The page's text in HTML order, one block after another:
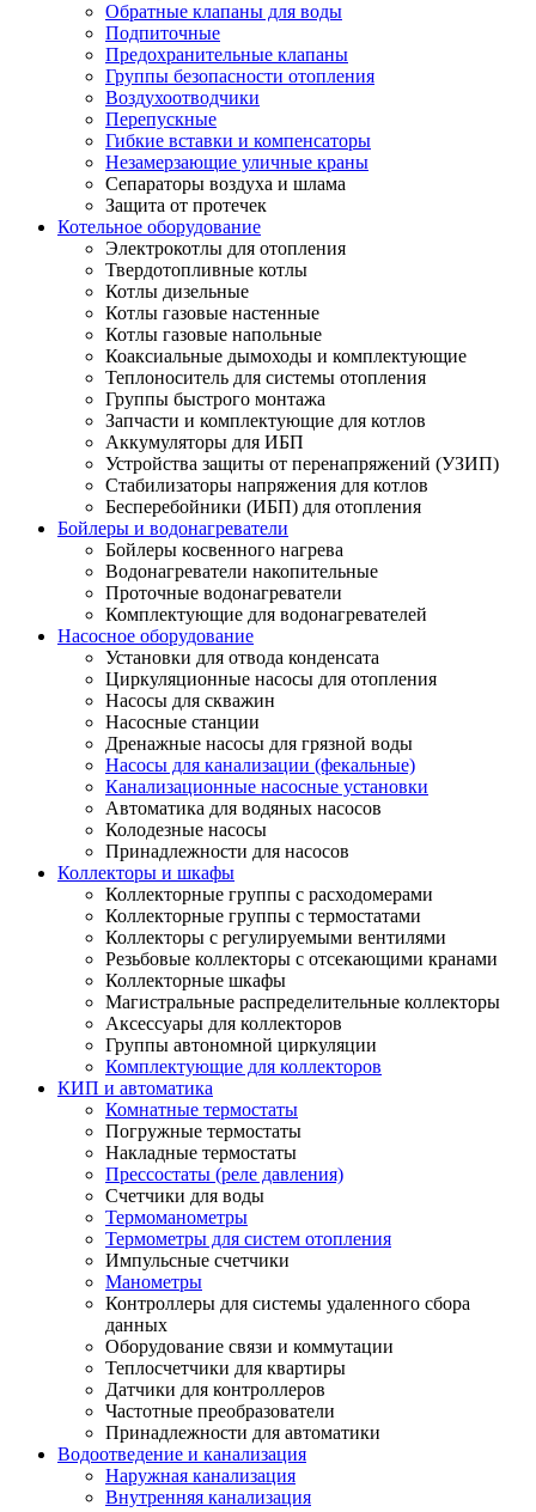
Обратные клапаны для воды
Подпиточные
Предохранительные клапаны
Группы безопасности отопления
Воздухоотводчики
Перепускные
Гибкие вставки и компенсаторы
Незамерзающие уличные краны
Сепараторы воздуха и шлама
Защита от протечек
Котельное оборудование
Электрокотлы для отопления
Твердотопливные котлы
Котлы дизельные
Котлы газовые настенные
Котлы газовые напольные
Коаксиальные дымоходы и комплектующие
Теплоноситель для системы отопления
Группы быстрого монтажа
Запчасти и комплектующие для котлов
Аккумуляторы для ИБП
Устройства защиты от перенапряжений (УЗИП)
Стабилизаторы напряжения для котлов
Бесперебойники (ИБП) для отопления
Бойлеры и водонагреватели
Бойлеры косвенного нагрева
Водонагреватели накопительные
Проточные водонагреватели
Комплектующие для водонагревателей
Насосное оборудование
Установки для отвода конденсата
Циркуляционные насосы для отопления
Насосы для скважин
Насосные станции
Дренажные насосы для грязной воды
Насосы для канализации (фекальные)
Канализационные насосные установки
Автоматика для водяных насосов
Колодезные насосы
Принадлежности для насосов
Коллекторы и шкафы
Коллекторные группы с расходомерами
Коллекторные группы с термостатами
Коллекторы с регулируемыми вентилями
Резьбовые коллекторы с отсекающими кранами
Коллекторные шкафы
Магистральные распределительные коллекторы
Аксессуары для коллекторов
Группы автономной циркуляции
Комплектующие для коллекторов
КИП и автоматика
Комнатные термостаты
Погружные термостаты
Накладные термостаты
Прессостаты (реле давления)
Счетчики для воды
Термоманометры
Термометры для систем отопления
Импульсные счетчики
Манометры
Контроллеры для системы удаленного сбора
данных
Оборудование связи и коммутации
Теплосчетчики для квартиры
Датчики для контроллеров
Частотные преобразователи
Принадлежности для автоматики
Водоотведение и канализация
Наружная канализация
Внутренняя канализация